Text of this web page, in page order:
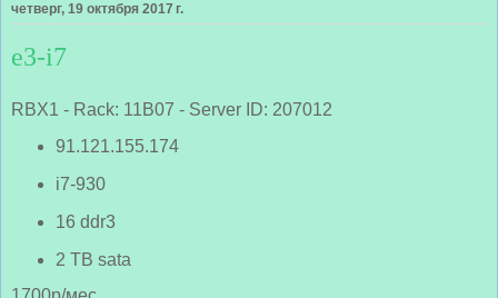
четверг, 19 октября 2017 г.
e3-i7
RBX1 - Rack: 11B07 - Server ID: 207012
91.121.155.174
i7-930
16 ddr3
2 TB sata